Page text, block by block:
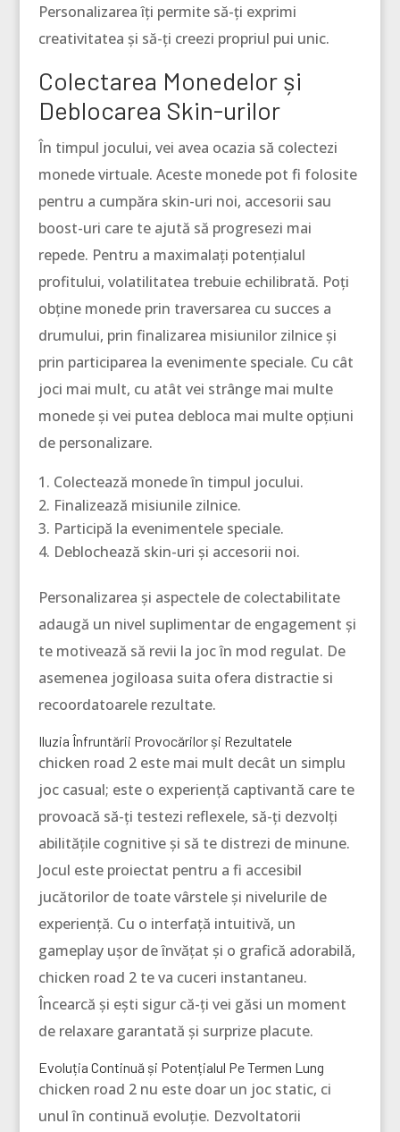
Personalizarea îți permite să-ți exprimi
creativitatea și să-ți creezi propriul pui unic.
Colectarea Monedelor și
Deblocarea Skin-urilor
În timpul jocului, vei avea ocazia să colectezi
monede virtuale. Aceste monede pot fi folosite
pentru a cumpăra skin-uri noi, accesorii sau
boost-uri care te ajută să progresezi mai
repede. Pentru a maximalați potențialul
profitului, volatilitatea trebuie echilibrată. Poți
obține monede prin traversarea cu succes a
drumului, prin finalizarea misiunilor zilnice și
prin participarea la evenimente speciale. Cu cât
joci mai mult, cu atât vei strânge mai multe
monede și vei putea debloca mai multe opțiuni
de personalizare.
Colectează monede în timpul jocului.
Finalizează misiunile zilnice.
Participă la evenimentele speciale.
Deblochează skin-uri și accesorii noi.
Personalizarea și aspectele de colectabilitate
adaugă un nivel suplimentar de engagement și
te motivează să revii la joc în mod regulat. De
asemenea jogiloasa suita ofera distractie si
recoordatoarele rezultate.
Iluzia Înfruntării Provocărilor și Rezultatele
chicken road 2 este mai mult decât un simplu
joc casual; este o experiență captivantă care te
provoacă să-ți testezi reflexele, să-ți dezvolți
abilitățile cognitive și să te distrezi de minune.
Jocul este proiectat pentru a fi accesibil
jucătorilor de toate vârstele și nivelurile de
experiență. Cu o interfață intuitivă, un
gameplay ușor de învățat și o grafică adorabilă,
chicken road 2 te va cuceri instantaneu.
Încearcă și ești sigur că-ți vei găsi un moment
de relaxare garantată și surprize placute.
Evoluția Continuă și Potențialul Pe Termen Lung
chicken road 2 nu este doar un joc static, ci
unul în continuă evoluție. Dezvoltatorii